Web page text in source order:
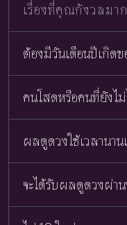
เรื่องที่คุณกังวลมา
ต้องมีวันเดือนปีเกิด
คนโสดหรือคนที่ยังไ
ผลดูดวงใช้เวลานาน
จะได้รับผลดูดวงผ่า